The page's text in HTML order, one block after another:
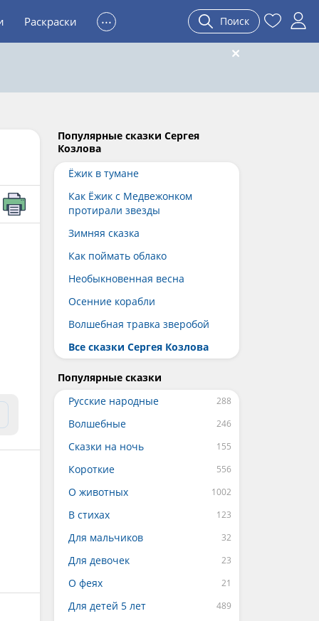
Раскраски ... Поиск
Популярные сказки Сергея
Козлова
Ёжик в тумане
Как Ёжик с Медвежонком
протирали звезды
Зимняя сказка
Как поймать облако
Необыкновенная весна
Осенние корабли
Волшебная травка зверобой
Все сказки Сергея Козлова
Популярные сказки
Русские народные
Волшебные
Сказки на ночь
Короткие
О животных
В стихах
Для мальчиков
Для девочек
О феях
Для детей 5 лет